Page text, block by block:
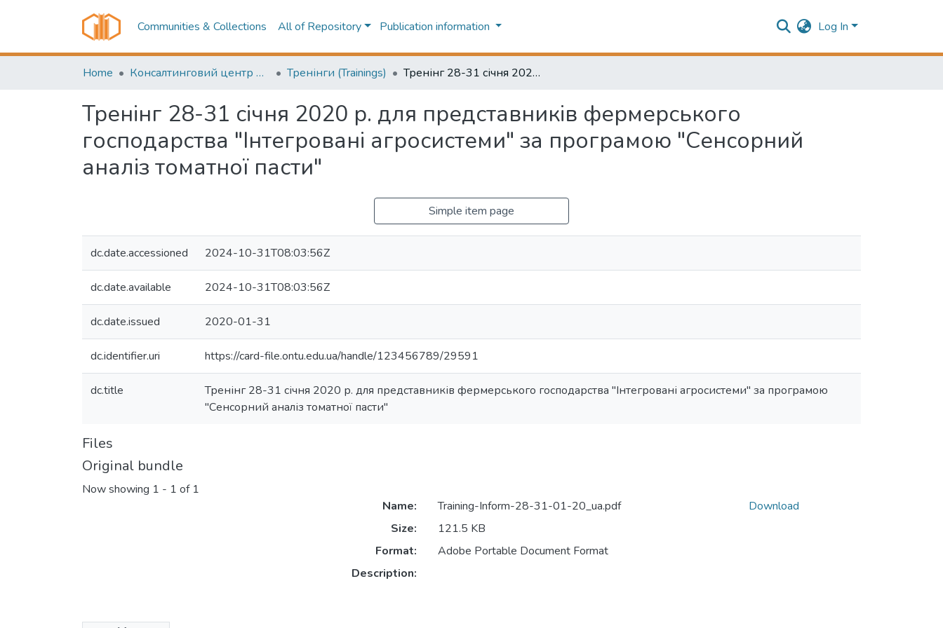
Communities & Collections All of Repository Publication information Log In
Home Консалтинговий центр НДІ ОНТУ (Consulting center RI ONUT) Тренінги (Trainings) Тренінг 28-31 січня 2020 р. для представників фермерського господарства "Інтегровані агросистеми" за програмою "Сенсорний аналіз томатної пасти"
Тренінг 28-31 січня 2020 р. для представників фермерського
господарства "Інтегровані агросистеми" за програмою "Сенсорний
аналіз томатної пасти"
Simple item page
dc.date.accessioned 2024-10-31T08:03:56Z
dc.date.available 2024-10-31T08:03:56Z
dc.date.issued 2020-01-31
dc.identifier.uri https://card-file.ontu.edu.ua/handle/123456789/29591
dc.title
Тренінг 28-31 січня 2020 р. для представників фермерського господарства "Інтегровані агросистеми" за програмою
"Сенсорний аналіз томатної пасти"
Files
Original bundle
Now showing 1 - 1 of 1
Name:
Training-Inform-28-31-01-20_ua.pdf
Size:
121.5 KB
Format:
Adobe Portable Document Format
Description:
Download